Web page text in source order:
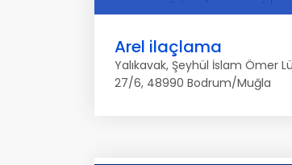
Arel ilaçlama
Yalıkavak, Şeyhül İslam Ömer
27/6, 48990 Bodrum/Muğla